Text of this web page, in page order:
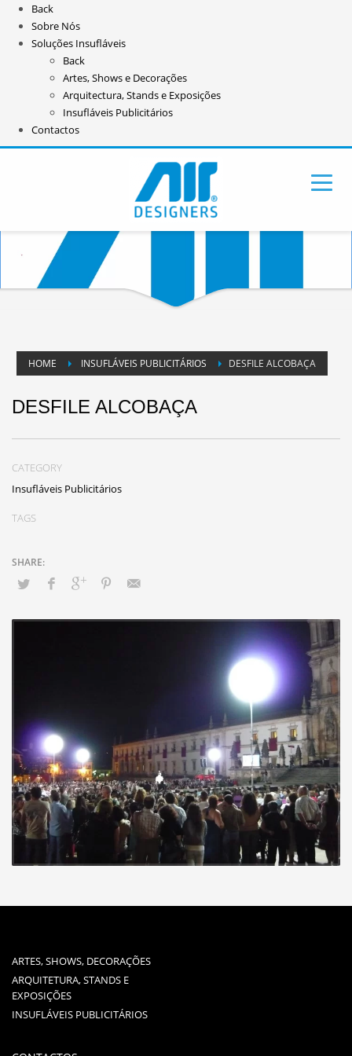
Back
Sobre Nós
Soluções Insufláveis
Back
Artes, Shows e Decorações
Arquitectura, Stands e Exposições
Insufláveis Publicitários
Contactos
HOME INSUFLÁVEIS PUBLICITÁRIOS DESFILE ALCOBAÇA
DESFILE ALCOBAÇA
CATEGORY
Insufláveis Publicitários
TAGS
ARTES, SHOWS, DECORAÇÕES
ARQUITETURA, STANDS E
EXPOSIÇÕES
INSUFLÁVEIS PUBLICITÁRIOS